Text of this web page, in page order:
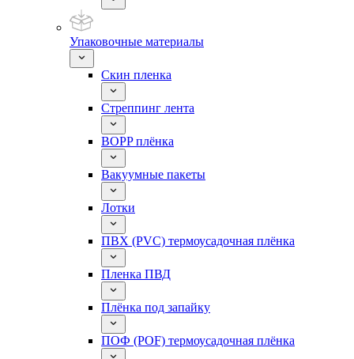
Упаковочные материалы
Скин пленка
Стреппинг лента
BOPP плёнка
Вакуумные пакеты
Лотки
ПВХ (PVC) термоусадочная плёнка
Пленка ПВД
Плёнка под запайку
ПОФ (POF) термоусадочная плёнка